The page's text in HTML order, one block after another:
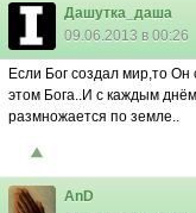
Дашутка_даша
09.06.2013 в 00:26
Если Бог создал мир,то
этом Бога..И с каждым
размножается по земле..
AnD